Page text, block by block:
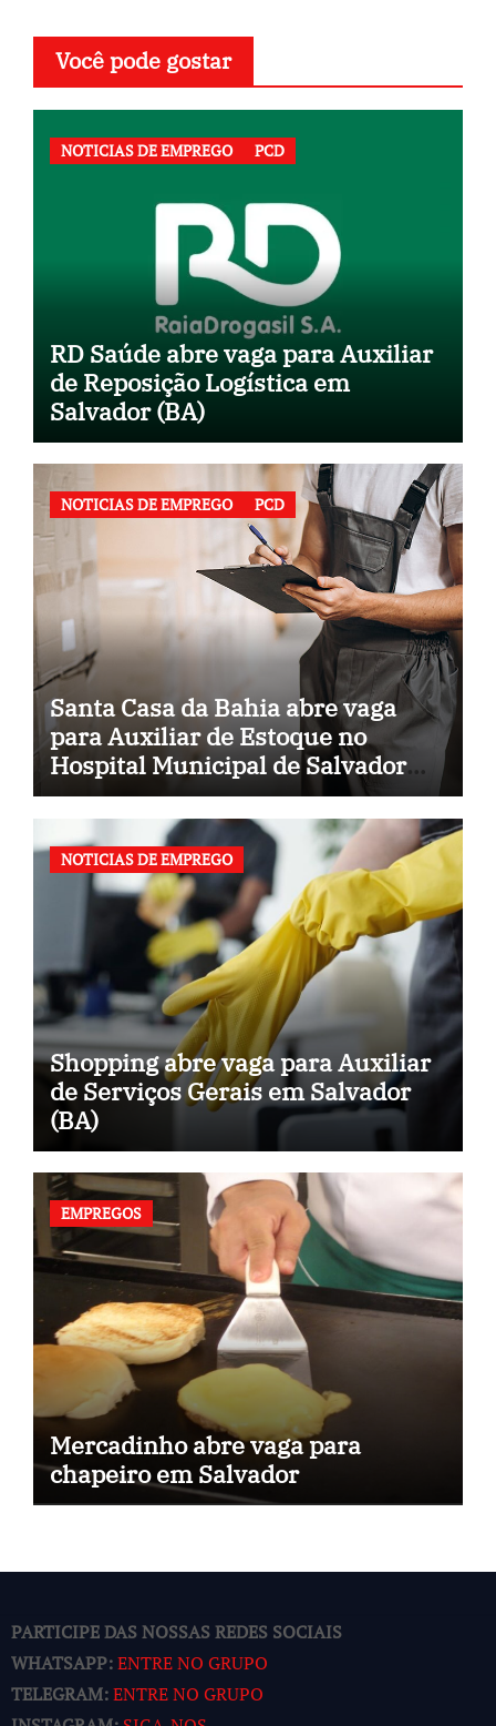
Você pode gostar
NOTICIAS DE EMPREGO PCD
RD Saúde abre vaga para Auxiliar
de Reposição Logística em
Salvador (BA)
NOTICIAS DE EMPREGO PCD
Santa Casa da Bahia abre vaga
para Auxiliar de Estoque no
Hospital Municipal de Salvador
(BA)
NOTICIAS DE EMPREGO
Shopping abre vaga para Auxiliar
de Serviços Gerais em Salvador
(BA)
EMPREGOS
Mercadinho abre vaga para
chapeiro em Salvador
PARTICIPE DAS NOSSAS REDES SOCIAIS
WHATSAPP:ENTRE NO GRUPO
TELEGRAM:ENTRE NO GRUPO